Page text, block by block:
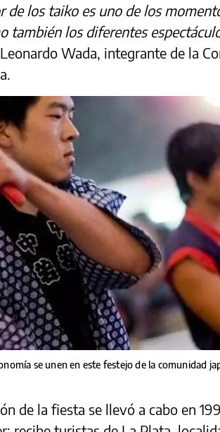
de los taiko es uno de los
también los diferentes
Wada, integrante de la
se unen en este festejo de la comunidad
de la fiesta se llevó a cabo en